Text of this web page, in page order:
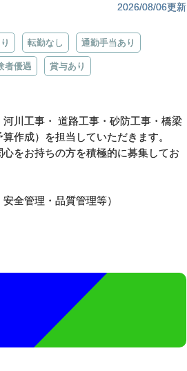
2026/08/06更新
転勤なし 通勤手当あり
者優遇 賞与あり
川工事・ 道路工事・砂防工事・橋梁
作成）を担当していただきます。
をお持ちの方を積極的に募集してお
全管理・品質管理等）